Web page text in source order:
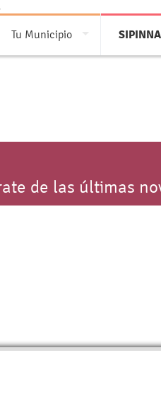
Tu Municipio SIPINNA
de las últimas